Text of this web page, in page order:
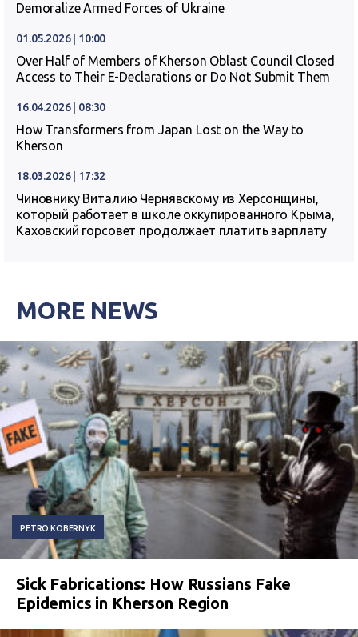
Demoralize Armed Forces of Ukraine
01.05.2026 | 10:00
Over Half of Members of Kherson Oblast Council Closed
Access to Their E-Declarations or Do Not Submit Them
16.04.2026 | 08:30
How Transformers from Japan Lost on the Way to
Kherson
18.03.2026 | 17:32
Чиновнику Виталию Чернявскому из Херсонщины,
который работает в школе оккупированного Крыма,
Каховский горсовет продолжает платить зарплату
MORE NEWS
PETRO KOBERNYK
Sick Fabrications: How Russians Fake
Epidemics in Kherson Region